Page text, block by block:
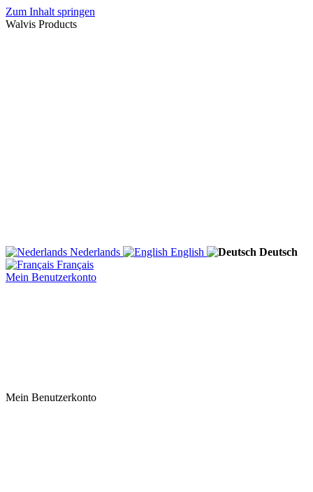
Zum Inhalt springen
Walvis Products
Nederlands English
Deutsch
Français
Mein Benutzerkonto
Mein Benutzerkonto